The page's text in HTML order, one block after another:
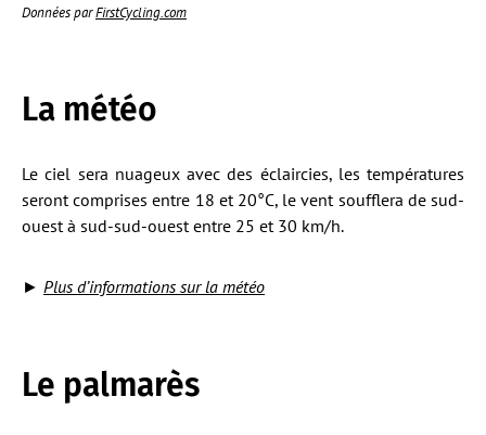
Données parFirstCycling.com
La météo
Le ciel sera nuageux avec des éclaircies, les températures
seront comprises entre 18 et 20°C, le vent soufflera de sud-
ouest à sud-sud-ouest entre 25 et 30 km/h.
► Plus d’informations sur la météo
Le palmarès